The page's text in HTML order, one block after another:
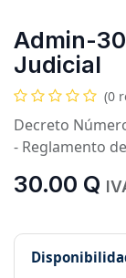
Admin-
Judicial
(0
Decreto
- Reglamento
30.00 Q